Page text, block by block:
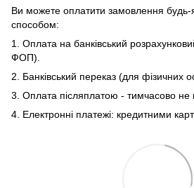
Ви можете оплатити замовлення
способом:
1. Оплата на банківський
ФОП).
2. Банківський переказ (для фізичних
3. Оплата післяплатою - тимчасово не
4. Електронні платежі: кредитними